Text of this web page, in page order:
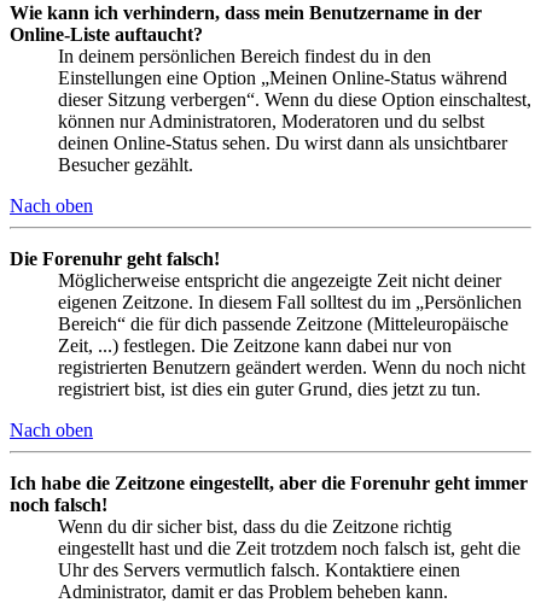
Wie kann ich verhindern, dass mein Benutzername in der
Online-Liste auftaucht?
In deinem persönlichen Bereich findest du in den
Einstellungen eine Option „Meinen Online-Status während
dieser Sitzung verbergen“. Wenn du diese Option einschaltest,
können nur Administratoren, Moderatoren und du selbst
deinen Online-Status sehen. Du wirst dann als unsichtbarer
Besucher gezählt.
Nach oben
Die Forenuhr geht falsch!
Möglicherweise entspricht die angezeigte Zeit nicht deiner
eigenen Zeitzone. In diesem Fall solltest du im „Persönlichen
Bereich“ die für dich passende Zeitzone (Mitteleuropäische
Zeit, ...) festlegen. Die Zeitzone kann dabei nur von
registrierten Benutzern geändert werden. Wenn du noch nicht
registriert bist, ist dies ein guter Grund, dies jetzt zu tun.
Nach oben
Ich habe die Zeitzone eingestellt, aber die Forenuhr geht immer
noch falsch!
Wenn du dir sicher bist, dass du die Zeitzone richtig
eingestellt hast und die Zeit trotzdem noch falsch ist, geht die
Uhr des Servers vermutlich falsch. Kontaktiere einen
Administrator, damit er das Problem beheben kann.